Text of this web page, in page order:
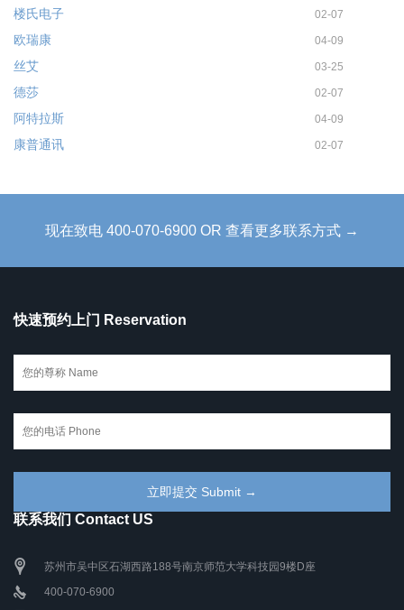
楼氏电子 02-07
欧瑞康 04-09
丝艾 03-25
德莎 02-07
阿特拉斯 04-09
康普通讯 02-07
现在致电 400-070-6900 OR 查看更多联系方式 →
快速预约上门 Reservation
联系我们 Contact US
苏州市吴中区石湖西路188号南京师范大学科技园9楼D座
400-070-6900